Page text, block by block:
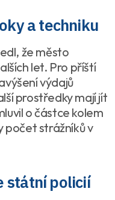
a techniku
že město
let. Pro příští
výdajů
prostředky mají jít
o částce kolem
počet strážníků v
státní policií